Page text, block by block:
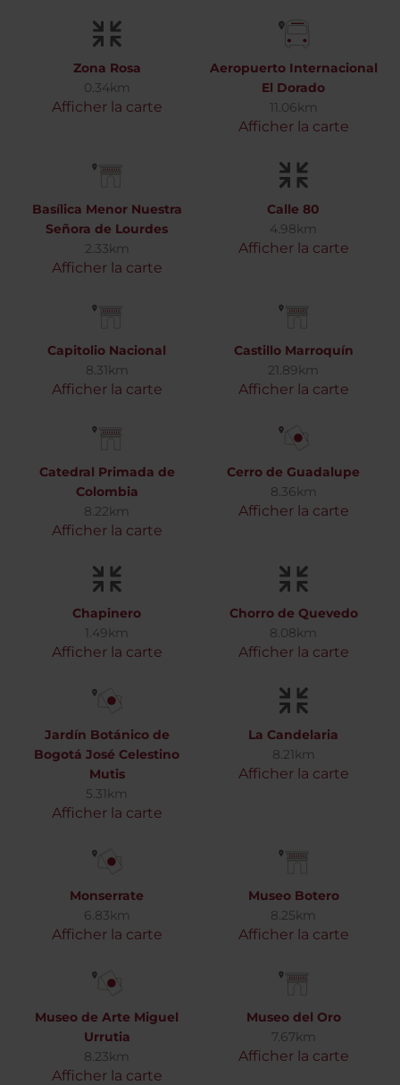
Zona Rosa
0.34km
Afficher la carte
Aeropuerto Internacional
El Dorado
11.06km
Afficher la carte
Basílica Menor Nuestra
Señora de Lourdes
2.33km
Afficher la carte
Calle 80
4.98km
Afficher la carte
Capitolio Nacional
8.31km
Afficher la carte
Castillo Marroquín
21.89km
Afficher la carte
Catedral Primada de
Colombia
8.22km
Afficher la carte
Cerro de Guadalupe
8.36km
Afficher la carte
Chapinero
1.49km
Afficher la carte
Chorro de Quevedo
8.08km
Afficher la carte
Jardín Botánico de
Bogotá José Celestino
Mutis
5.31km
Afficher la carte
La Candelaria
8.21km
Afficher la carte
Monserrate
6.83km
Afficher la carte
Museo Botero
8.25km
Afficher la carte
Museo de Arte Miguel
Urrutia
8.23km
Afficher la carte
Museo del Oro
7.67km
Afficher la carte